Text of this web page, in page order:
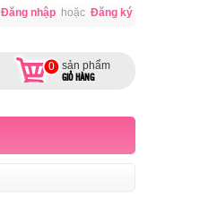
Đăng nhập hoặc Đăng ký
0 sản phẩm
GIỎ HÀNG